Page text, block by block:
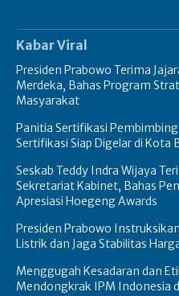
Kabar Viral
Presiden Prabowo Terima
Merdeka, Bahas Program
Masyarakat
Panitia Sertifikasi
Sertifikasi Siap Digelar di Kota
Seskab Teddy Indra Wijaya
Sekretariat Kabinet, Bahas
Apresiasi Hoegeng Awards
Presiden Prabowo
Listrik dan Jaga Stabilitas
Menggugah Kesadaran dan
Mendongkrak IPM Indonesia